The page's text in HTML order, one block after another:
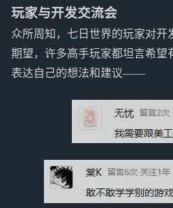
玩家与开发交流会
众所周知，七日世界的玩家对开
期望，许多高手玩家都坦言希望
表达自己的想法和建议——